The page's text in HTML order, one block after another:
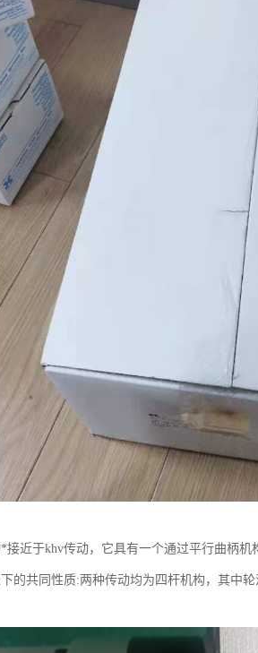
近于khv传动，它具有一个通过平行曲柄
的共同性质:两种传动均为四杆机构，其中